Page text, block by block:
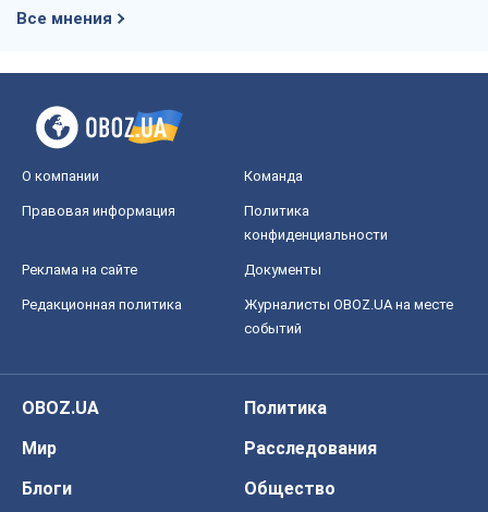
Все мнения
О компании Команда
Правовая информация
Политика
конфиденциальности
Реклама на сайте Документы
Редакционная политика
Журналисты OBOZ.UA на месте
событий
OBOZ.UA
Политика
Мир
Расследования
Блоги
Общество